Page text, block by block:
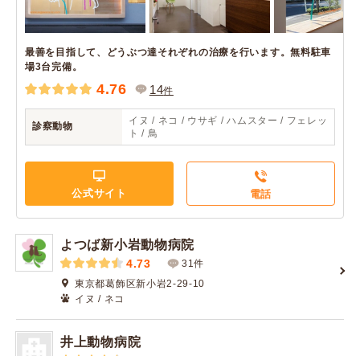
最善を目指して、どうぶつ達それぞれの治療を行います。無料駐車
場3台完備。
4.76 14件
診察動物
イヌ / ネコ / ウサギ / ハムスター / フェレッ
ト / 鳥
公式サイト 電話
よつば新小岩動物病院
4.73
31件
東京都葛飾区新小岩2-29-10
イヌ / ネコ
井上動物病院